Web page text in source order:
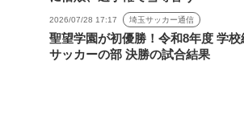
2026/07/28 17:17 埼玉サッカー通信
聖望学園が初優勝！令和8年度 学
サッカーの部 決勝の試合結果